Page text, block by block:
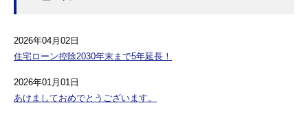
2026年04月02日
住宅ローン控除2030年末まで5年延長！
2026年01月01日
あけましておめでとうございます。